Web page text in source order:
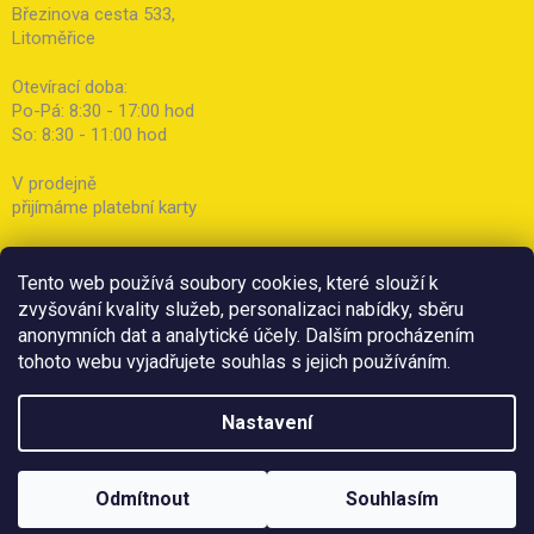
Tento web používá soubory cookies, které slouží k
zvyšování kvality služeb, personalizaci nabídky, sběru
anonymních dat a analytické účely. Dalším procházením
tohoto webu vyjadřujete souhlas s jejich používáním.
Nastavení
Odmítnout Souhlasím
Březinova cesta 533,
Litoměřice
Otevírací doba:
Po-Pá: 8:30 - 17:00 hod
So: 8:30 - 11:00 hod
V prodejně
přijímáme platební karty